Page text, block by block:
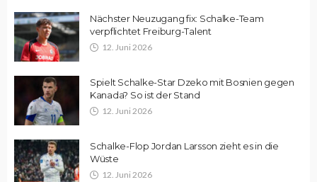
Nächster Neuzugang fix: Schalke-Team
verpflichtet Freiburg-Talent
12. Juni 2026
Spielt Schalke-Star Dzeko mit Bosnien gegen
Kanada? So ist der Stand
12. Juni 2026
Schalke-Flop Jordan Larsson zieht es in die
Wüste
12. Juni 2026